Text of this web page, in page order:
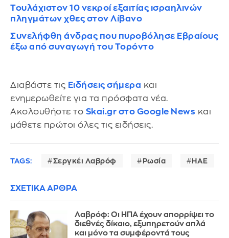
Τουλάχιστον 10 νεκροί εξαιτίας ισραηλινών
πληγμάτων χθες στον Λίβανο
Συνελήφθη άνδρας που πυροβόλησε Εβραίους
έξω από συναγωγή του Τορόντο
Διαβάστε τις Ειδήσεις σήμερα και
ενημερωθείτε για τα πρόσφατα νέα.
Ακολουθήστε το Skai.gr στο Google News και
μάθετε πρώτοι όλες τις ειδήσεις.
TAGS: Σεργκέι Λαβρόφ Ρωσία ΗΑΕ
ΣΧΕΤΙΚΑ ΑΡΘΡΑ
Λαβρόφ: Οι ΗΠΑ έχουν απορρίψει το
διεθνές δίκαιο, εξυπηρετούν απλά
και μόνο τα συμφέροντά τους